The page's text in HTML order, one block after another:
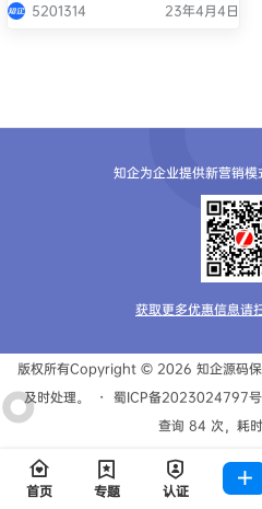
5201314 23年4月4日
知企为企业提供新营销模
获取更多优惠信息请
版权所有Copyright © 2026 知企源码
及时处理。
・ 蜀ICP备2023024797号
查询 84 次，耗
首页 专题 认证